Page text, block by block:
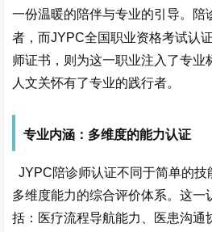
一份温暖的陪伴与专业的引导。陪
者，而JYPC全国职业资格考试认
师证书，则为这一职业注入了专业
人文关怀有了专业的践行者。
专业内涵：多维度的能力认证
JYPC陪诊师认证不同于简单的技
多维度能力的综合评价体系。这一
括：医疗流程导航能力、医患沟通